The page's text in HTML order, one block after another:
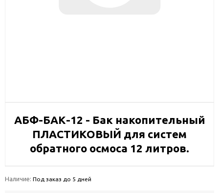
АБФ-БАК-12 - Бак накопительный
ПЛАСТИКОВЫЙ для систем
обратного осмоса 12 литров.
Наличие: Под заказ до 5 дней